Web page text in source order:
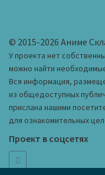
© 2015-2026 Аниме
У проекта нет
можно найти
Вся информация,
из общедоступных
прислана нашими
для ознакомительных
Проект в соцсетях